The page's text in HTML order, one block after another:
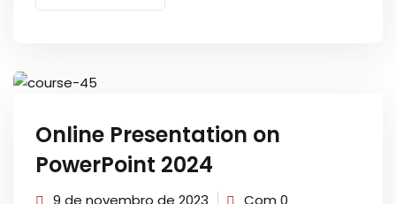
Online Presentation on
PowerPoint 2024
9 de novembro de 2023 Com 0